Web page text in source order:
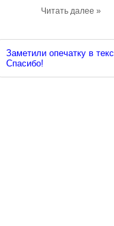
Читать далее »
Заметили опечатку в
Спасибо!